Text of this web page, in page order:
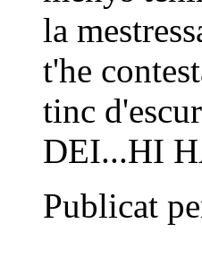
la
t'he
tinc
DEI...HI
Publicat